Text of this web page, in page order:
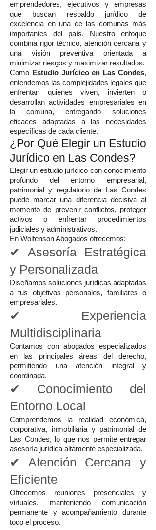
emprendedores, ejecutivos y empresas
que buscan respaldo jurídico de
excelencia en una de las comunas más
importantes del país. Nuestro enfoque
combina rigor técnico, atención cercana y
una visión preventiva orientada a
minimizar riesgos y maximizar resultados.
Como Estudio Jurídico en Las Condes,
entendemos las complejidades legales que
enfrentan quienes viven, invierten o
desarrollan actividades empresariales en
la comuna, entregando soluciones
eficaces adaptadas a las necesidades
específicas de cada cliente.
¿Por Qué Elegir un Estudio
Jurídico en Las Condes?
Elegir un estudio jurídico con conocimiento
profundo del entorno empresarial,
patrimonial y regulatorio de Las Condes
puede marcar una diferencia decisiva al
momento de prevenir conflictos, proteger
activos o enfrentar procedimientos
judiciales y administrativos.
En Wolfenson Abogados ofrecemos:
✔ Asesoría Estratégica
y Personalizada
Diseñamos soluciones jurídicas adaptadas
a tus objetivos personales, familiares o
empresariales.
✔ Experiencia
Multidisciplinaria
Contamos con abogados especializados
en las principales áreas del derecho,
permitiendo una atención integral y
coordinada.
✔ Conocimiento del
Entorno Local
Comprendemos la realidad económica,
corporativa, inmobiliaria y patrimonial de
Las Condes, lo que nos permite entregar
asesoría jurídica altamente especializada.
✔ Atención Cercana y
Eficiente
Ofrecemos reuniones presenciales y
virtuales, manteniendo comunicación
permanente y acompañamiento durante
todo el proceso.